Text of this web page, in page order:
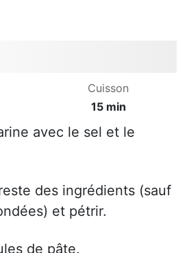
Cuisson
15 min
avec le sel et le
des ingrédients (sauf
et pétrir.
de pâte.